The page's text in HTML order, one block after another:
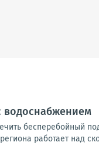
водоснабжением
бесперебойный
работает над